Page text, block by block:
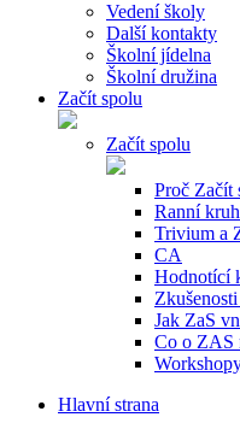
Vedení školy
Další kontakty
Školní jídelna
Školní družina
Začít spolu
Začít spolu
Proč Začít
Ranní
Trivium a
CA
Hodnotící
Jak ZaS
Co o ZAS
Hlavní strana